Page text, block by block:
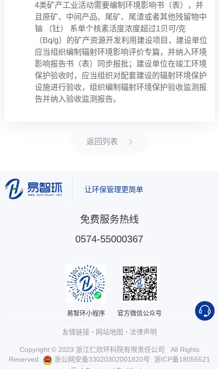
4类矿产工业活动需要编制环境影响书（表），并
且原矿、中间产品、尾矿、尾渣或者其他残留物中
铀 （钍） 系单个核素活度浓度超过1贝可/克
（Bq/g）的矿产资源开发利用建设项目，建设单位
应当组织编制辐射环境影响评价专篇，并纳入环境
影响报告书（表）同步报批；建设单位在竣工环境
保护验收时，应当组织对配套建设的辐射环境保护
设施进行验收，组织编制辐射环境保护验收监测报
告并纳入验收监测报告。
返回列表
让环保管理更简单
免费服务热线
0574-55000367
易智环小程序 官方微信公众号
友情链接· 网站地图 · 法律声明
Copyright © 2023 浙江仁欣环科院有限责任公司 All Rights
Reserved.
浙公网安备33020302001820号
浙ICP备18055521